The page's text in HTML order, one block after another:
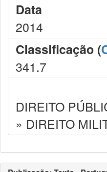
Data
2014
Classificação (
341.7
DIREITO
» DIREITO